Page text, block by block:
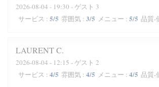
2026-08-04 - 19:30 - ゲスト 3
サービス : 5/5 雰囲気 : 3/5 メニュー : 5/5 品質-
LAURENTC
2026-08-04 - 12:15 - ゲスト 2
サービス : 4/5 雰囲気 : 4/5 メニュー : 4/5 品質-